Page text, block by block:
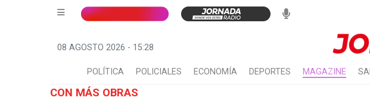
08 AGOSTO 2026 - 15:28
POLÍTICA POLICIALES ECONOMÍA DEPORTES MAGAZINE
CON MÁS OBRAS